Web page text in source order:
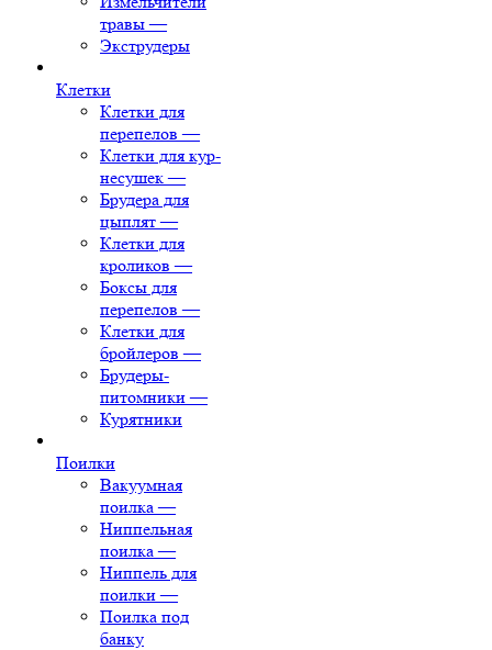
травы —
Экструдеры
Клетки
Клетки для
перепелов —
Клетки для кур-
несушек —
Брудера для
цыплят —
Клетки для
кроликов —
Боксы для
перепелов —
Клетки для
бройлеров —
Брудеры-
питомники —
Курятники
Поилки
Вакуумная
поилка —
Ниппельная
поилка —
Ниппель для
поилки —
Поилка под
банку